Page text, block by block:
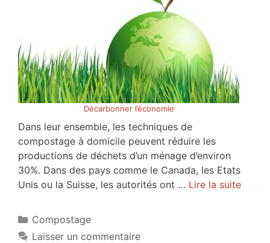
Décarbonner l’économie
Dans leur ensemble, les techniques de
compostage à domicile peuvent réduire les
productions de déchets d’un ménage d’environ
30%. Dans des pays comme le Canada, les Etats
Unis ou la Suisse, les autorités ont … Lire la suite
Catégories
Compostage
Laisser un commentaire